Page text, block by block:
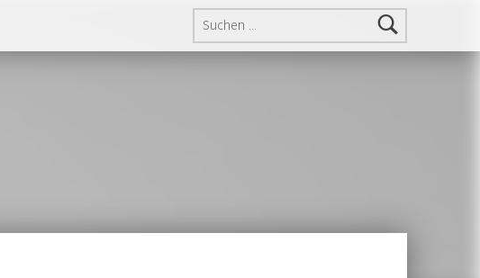
Suchen nach: